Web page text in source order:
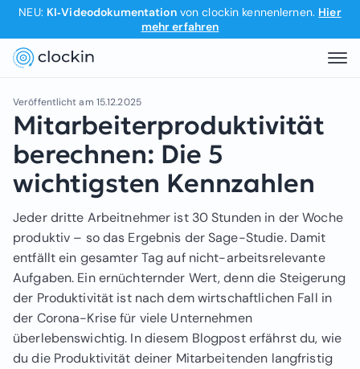
NEU: KI‑Videodokumentationvon clockin kennenlernen. Hier
mehr erfahren
Veröffentlicht am 15.12.2025
Mitarbeiterproduktivität
berechnen: Die 5
wichtigsten Kennzahlen
Jeder dritte Arbeitnehmer ist 30 Stunden in der Woche
produktiv – so das Ergebnis der Sage-Studie. Damit
entfällt ein gesamter Tag auf nicht-arbeitsrelevante
Aufgaben. Ein ernüchternder Wert, denn die Steigerung
der Produktivität ist nach dem wirtschaftlichen Fall in
der Corona-Krise für viele Unternehmen
überlebenswichtig. In diesem Blogpost erfährst du, wie
du die Produktivität deiner Mitarbeitenden langfristig